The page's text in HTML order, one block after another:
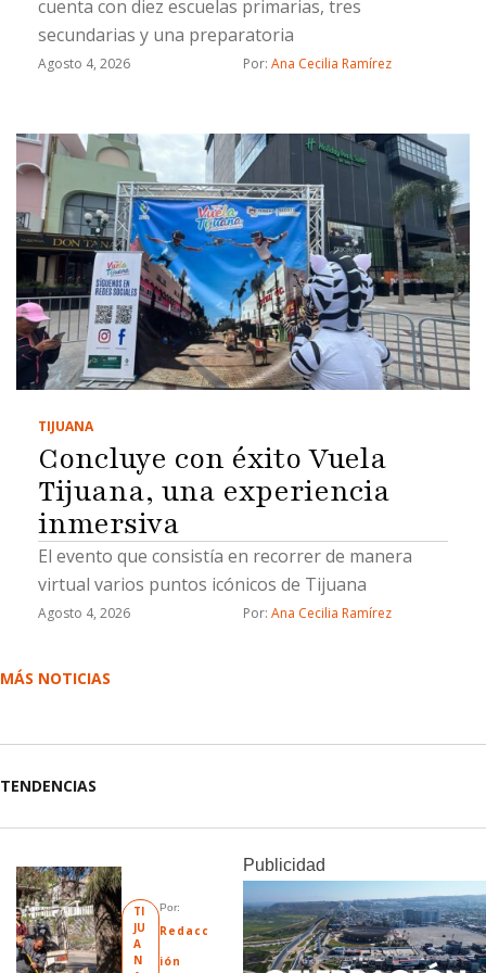
cuenta con diez escuelas primarias, tres
secundarias y una preparatoria
Agosto 4, 2026 Por: Ana Cecilia Ramírez
TIJUANA
Concluye con éxito Vuela
Tijuana, una experiencia
inmersiva
El evento que consistía en recorrer de manera
virtual varios puntos icónicos de Tijuana
Agosto 4, 2026 Por: Ana Cecilia Ramírez
MÁS NOTICIAS
TENDENCIAS
TI
JU
A
N
Por:
Redacc
ión
Publicidad